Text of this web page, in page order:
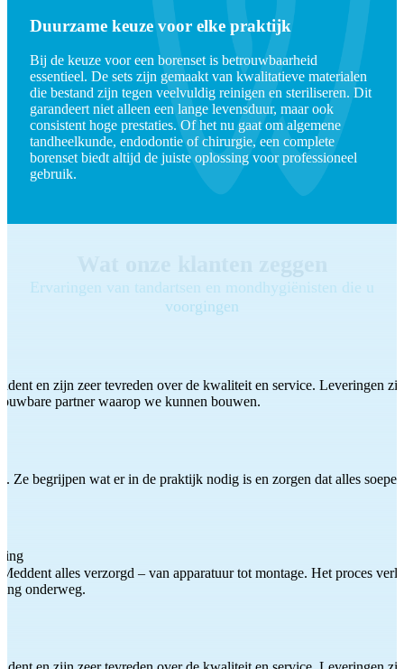
Duurzame keuze voor elke praktijk
Bij de keuze voor een borenset is betrouwbaarheid
essentieel. De sets zijn gemaakt van kwalitatieve materialen
die bestand zijn tegen veelvuldig reinigen en steriliseren. Dit
garandeert niet alleen een lange levensduur, maar ook
consistent hoge prestaties. Of het nu gaat om algemene
tandheelkunde, endodontie of chirurgie, een complete
borenset biedt altijd de juiste oplossing voor professioneel
gebruik.
Ervaringen van tandartsen en mondhygiënisten die u
voorgingen
en zijn zeer tevreden over de kwaliteit en service. Leveringen
partner waarop we kunnen bouwen.
Ze begrijpen wat er in de praktijk nodig is en zorgen dat alles
alles verzorgd – van apparatuur tot montage. Het proces
onderweg.